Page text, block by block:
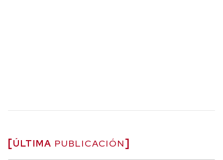
ÚLTIMA PUBLICACIÓN